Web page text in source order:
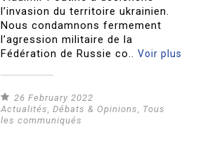
l’invasion du territoire ukrainien.
Nous condamnons fermement
l’agression militaire de la
Fédération de Russie co..Voir plus
26 February 2022
Actualités ,Débats & Opinions
Tous
les communiqués